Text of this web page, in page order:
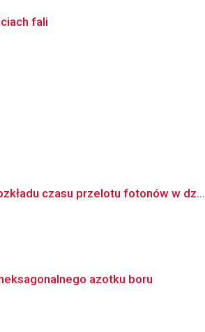
fali
czasu przelotu fotonów w dz...
azotku boru